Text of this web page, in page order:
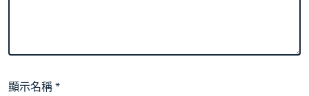
顯示名稱*